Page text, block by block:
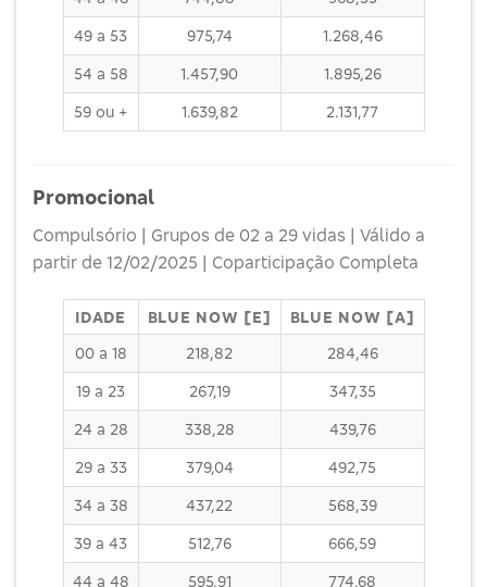
49 a 53 975,74 1.268,46
54 a 58 1.457,90 1.895,26
59 ou + 1.639,82 2.131,77
Promocional
Compulsório | Grupos de 02 a 29 vidas | Válido a
partir de 12/02/2025 | Coparticipação Completa
IDADE BLUE NOW [E]
BLUE NOW [A]
00 a 18
218,82 284,46
19 a 23 267,19 347,35
24 a 28 338,28 439,76
29 a 33 379,04 492,75
34 a 38 437,22 568,39
39 a 43 512,76 666,59
44 a 48 595,91 774,68